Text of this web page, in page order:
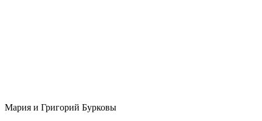
Мария и Григорий Бурковы